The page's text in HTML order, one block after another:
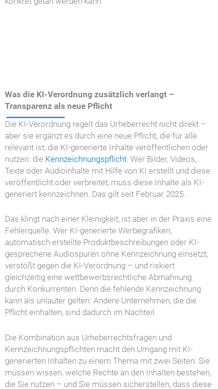
Was die KI-Verordnung zusätzlich verlangt –
Transparenz als neue Pflicht
Die KI-Verordnung regelt das Urheberrecht nicht direkt –
aber sie ergänzt es durch eine neue Pflicht, die für alle
relevant ist, die KI-generierte Inhalte veröffentlichen oder
nutzen: die Kennzeichnungspflicht . Wer Bilder, Videos,
Texte oder Audioinhalte mit Hilfe von KI erstellt und diese
veröffentlicht oder verbreitet, muss diese Inhalte als KI-
generiert kennzeichnen. Das gilt seit Februar 2025.
Das klingt nach einer Kleinigkeit, ist aber in der Praxis eine
Fehlerquelle. Wer KI-generierte Werbegrafiken,
automatisch erstellte Produktbeschreibungen oder KI-
gesprechene Audiospuren ohne Kennzeichnung einsetzt,
verstößt gegen die KI-Verordnung – und riskiert
gleichzeitig eine wettbewerbsrechtliche Abmahnung
durch Konkurrenten. Denn die fehlende Kennzeichnung
kann als unlauter gelten: Andere Unternehmen, die die
Pflicht einhalten, sind dadurch im Nachteil.
Die Kombination aus Urheberrechtsfragen und
Kennzeichnungspflichten macht den Umgang mit KI-
generierten Inhalten zu einem Thema mit zwei Seiten: Sie
müssen wissen, welche Rechte an den Inhalten bestehen,
die Sie nutzen – und Sie müssen sicherstellen, dass diese